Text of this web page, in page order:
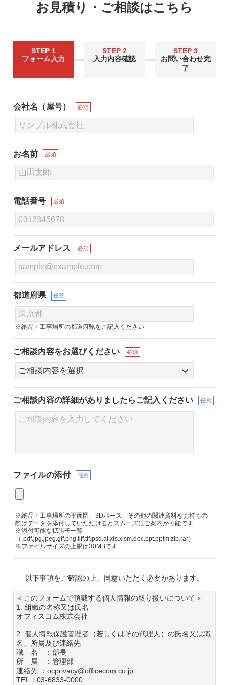
お見積り・ご相談はこちら
STEP 1
フォーム入力
STEP 2
入力内容確認
STEP 3
お問い合わせ完
了
会社名（屋号） 必須
お名前 必須
電話番号 必須
メールアドレス 必須
都道府県 任意
※納品・工事場所の都道府県をご記入ください
ご相談内容をお選びください 必須
ご相談内容の詳細がありましたらご記入ください 任意
ファイルの添付 任意
※納品・工事場所の平面図、3Dパース、その他の関連資料をお持ちの
際はデータを添付していただけるとスムーズにご案内が可能です
※添付可能な拡張子一覧
（.pdf.jpg.jpeg.gif.png.tiff.tif.psd.ai.xls.xlsm.doc.ppt.pptm.zip.rar）
※ファイルサイズの上限は30MBです
以下事項をご確認の上、同意いただく必要があります。
＜このフォームで頂戴する個人情報の取り扱いについて＞
1. 組織の名称又は氏名
オフィスコム株式会社
2. 個人情報保護管理者（若しくはその代理人）の氏名又は職
名、所属及び連絡先
職 名 ：部長
所 属 ：管理部
連絡先 ：ocprivacy@officecom.co.jp
TEL：03-6833-0000